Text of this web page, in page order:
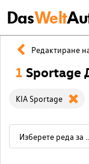
DasWelt
Редактиране
1 Sportage
KIA Sportage